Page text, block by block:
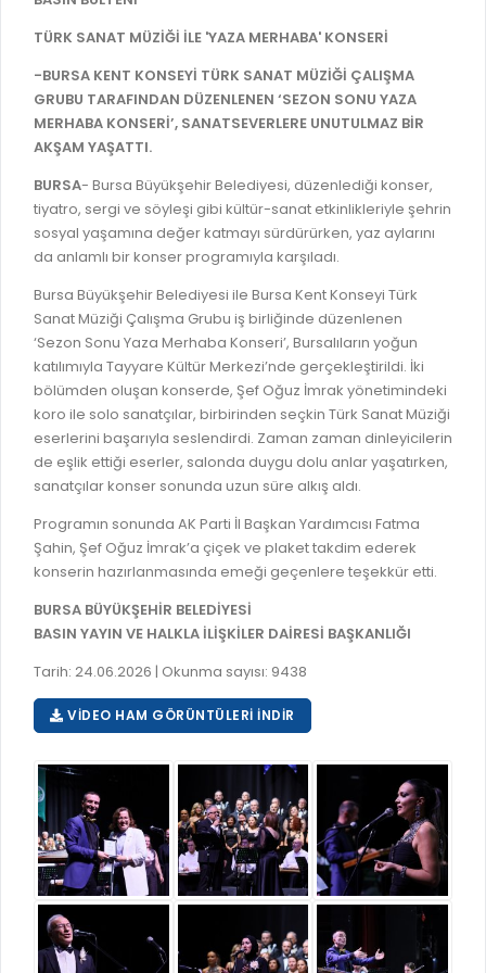
MECLİS
MECLİS ÜYELERİ
KOMİSYON ÜYELERİ
MECLİS KARARLARI
MECLİS GÜNDEMİ VE KARAR ÖZETLERİ
YAYIN / PLAN / RAPOR
STRATEJİK PLANLAR
PERFORMANS PROGRAMI
BÜTÇE
FAALİYET RAPORLARI
KESİN HESAPLAR
GELİR TARİFESİ
İMAR PLANI DEĞİŞİKLİKLERİ
UKOME TOPLANTILARI
FOTOĞRAF GALERİSİ
BURSA GÜNLÜĞÜ DERGİSİ
BURSA YAYINLARI
YÖNETİM SİSTEMLERİ
VİZYON & MİSYON
POLİTİKALARIMIZ
ENTEGRE YÖNETIM SISTEMI
KALITE BELGELERIMIZ
KVKK AYDINLATMA METNI
YANGIN SİGORTA E-BEYANNAME
BAŞVURU / KAYIT / SORGU
ORKESTRA KAYIT
BURSA AKADEMİ
ÜCRETSİZ WİFİ NOKTALARI
ONLİNE KATI ATIK BAŞVURUSU
İTFAİYE OLAY KAYDI BAŞVURUSU
BADEM KAYIT
İHALE İLANLARI
DOĞRUDAN TEMİN İLANLARI
EVRAK TAKİBİ
MEZARLIK BİLGİ SİSTEMİ
LOKMA DAĞITIM İZNİ BAŞVURUSU
BAĞLANTILAR
WEB - MOBIL UYGULAMALARIMIZ
E-DEVLET KAPISI
NÖBETÇİ ECZANELER
HAL FİYATLARI
SANAL TURLAR
KURUMLAR
TÜRK SANAT MÜZİĞİ İLE 'YAZA MERHABA' KONSERİ
-BURSA KENT KONSEYİ TÜRK SANAT MÜZİĞİ ÇALIŞMA
GRUBU TARAFINDAN DÜZENLENEN ‘SEZON SONU YAZA
MERHABA KONSERİ’, SANATSEVERLERE UNUTULMAZ BİR
AKŞAM YAŞATTI.
BURSA- Bursa Büyükşehir Belediyesi, düzenlediği konser,
tiyatro, sergi ve söyleşi gibi kültür-sanat etkinlikleriyle şehrin
sosyal yaşamına değer katmayı sürdürürken, yaz aylarını
da anlamlı bir konser programıyla karşıladı.
Bursa Büyükşehir Belediyesi ile Bursa Kent Konseyi Türk
Sanat Müziği Çalışma Grubu iş birliğinde düzenlenen
‘Sezon Sonu Yaza Merhaba Konseri’, Bursalıların yoğun
katılımıyla Tayyare Kültür Merkezi’nde gerçekleştirildi. İki
bölümden oluşan konserde, Şef Oğuz İmrak yönetimindeki
koro ile solo sanatçılar, birbirinden seçkin Türk Sanat Müziği
eserlerini başarıyla seslendirdi. Zaman zaman dinleyicilerin
de eşlik ettiği eserler, salonda duygu dolu anlar yaşatırken,
sanatçılar konser sonunda uzun süre alkış aldı.
Programın sonunda AK Parti İl Başkan Yardımcısı Fatma
Şahin, Şef Oğuz İmrak’a çiçek ve plaket takdim ederek
konserin hazırlanmasında emeği geçenlere teşekkür etti.
BURSA BÜYÜKŞEHİR BELEDİYESİ
BASIN YAYIN VE HALKLA İLİŞKİLER DAİRESİ BAŞKANLIĞI
Tarih: 24.06.2026 | Okunma sayısı: 9438
VIDEO HAM GÖRÜNTÜLERI İNDIR